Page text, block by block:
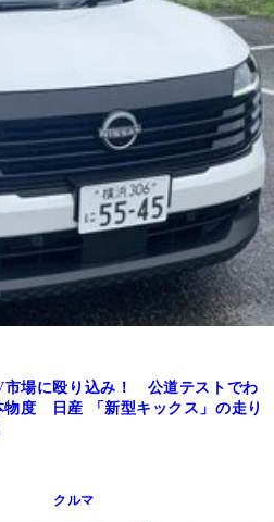
市場に殴り込み！ 公道テストでわ
物度 日産 「新型キックス」の走り
クルマ